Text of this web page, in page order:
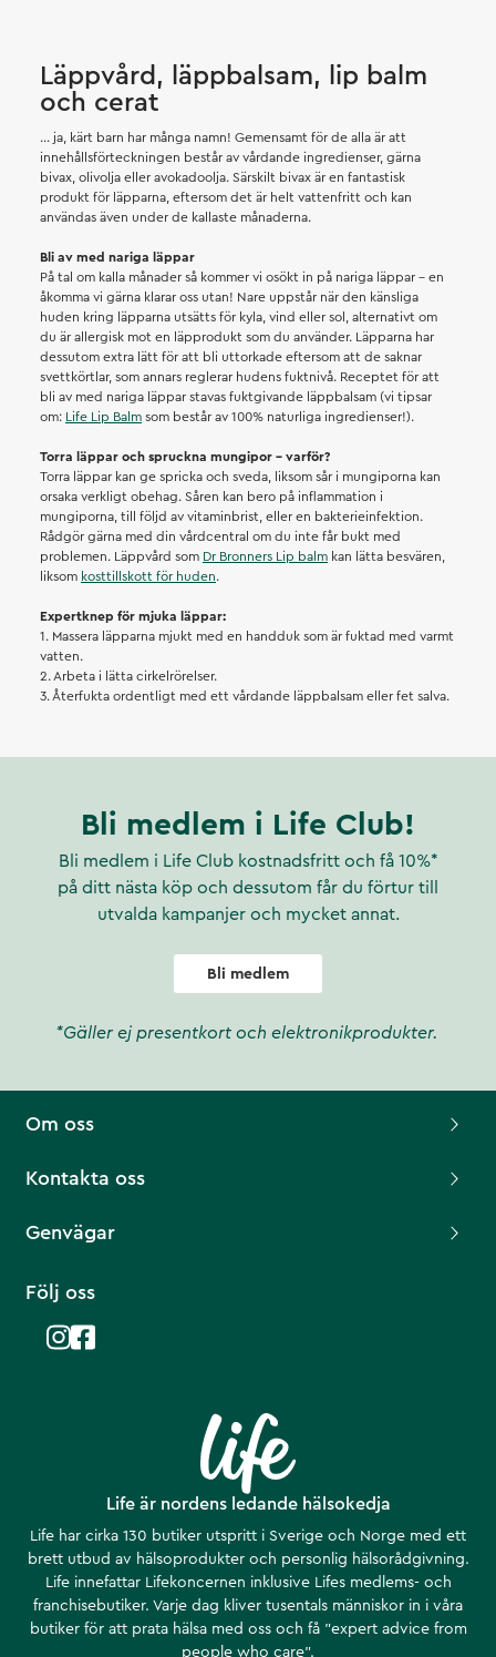
Läppvård, läppbalsam, lip balm
och cerat
... ja, kärt barn har många namn! Gemensamt för de alla är att
innehållsförteckningen består av vårdande ingredienser, gärna
bivax, olivolja eller avokadoolja. Särskilt bivax är en fantastisk
produkt för läpparna, eftersom det är helt vattenfritt och kan
användas även under de kallaste månaderna.
Bli av med nariga läppar
På tal om kalla månader så kommer vi osökt in på nariga läppar – en
åkomma vi gärna klarar oss utan! Nare uppstår när den känsliga
huden kring läpparna utsätts för kyla, vind eller sol, alternativt om
du är allergisk mot en läpprodukt som du använder. Läpparna har
dessutom extra lätt för att bli uttorkade eftersom att de saknar
svettkörtlar, som annars reglerar hudens fuktnivå. Receptet för att
bli av med nariga läppar stavas fuktgivande läppbalsam (vi tipsar
om: Life Lip Balm som består av 100% naturliga ingredienser!).
Torra läppar och spruckna mungipor – varför?
Torra läppar kan ge spricka och sveda, liksom sår i mungiporna kan
orsaka verkligt obehag. Såren kan bero på inflammation i
mungiporna, till följd av vitaminbrist, eller en bakterieinfektion.
Rådgör gärna med din vårdcentral om du inte får bukt med
problemen. Läppvård som Dr Bronners Lip balm kan lätta besvären,
liksom kosttillskott för huden.
Expertknep för mjuka läppar:
1. Massera läpparna mjukt med en handduk som är fuktad med varmt
vatten.
2. Arbeta i lätta cirkelrörelser.
3. Återfukta ordentligt med ett vårdande läppbalsam eller fet salva.
Bli medlem i Life Club!
Bli medlem i Life Club kostnadsfritt och få 10%*
på ditt nästa köp och dessutom får du förtur till
utvalda kampanjer och mycket annat.
Bli medlem
*Gäller ej presentkort och elektronikprodukter.
Life är nordens ledande hälsokedja
Life har cirka 130 butiker utspritt i Sverige och Norge med ett
brett utbud av hälsoprodukter och personlig hälsorådgivning.
Life innefattar Lifekoncernen inklusive Lifes medlems- och
franchisebutiker. Varje dag kliver tusentals människor in i våra
butiker för att prata hälsa med oss och få ”expert advice from
people who care”.
Om oss
Kontakta oss
Genvägar
Följ oss